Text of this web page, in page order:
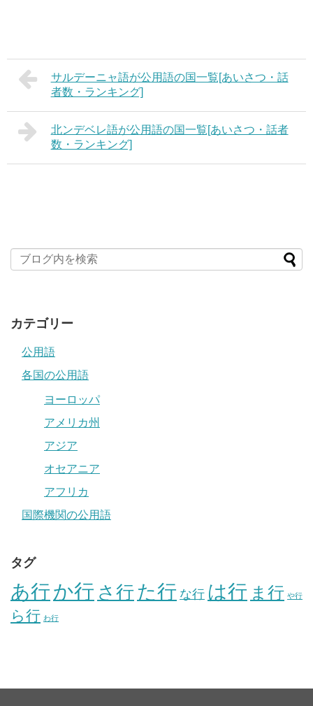
サルデーニャ語が公用語の国一覧[あいさつ・話
者数・ランキング]
北ンデベレ語が公用語の国一覧[あいさつ・話者
数・ランキング]
カテゴリー
公用語
各国の公用語
ヨーロッパ
アメリカ州
アジア
オセアニア
アフリカ
国際機関の公用語
タグ
あ行か行 さ行た行 な行 は行 ま行 や行
ら行 わ行